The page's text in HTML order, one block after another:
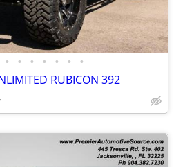
• • • • • • •
RUBICON 392